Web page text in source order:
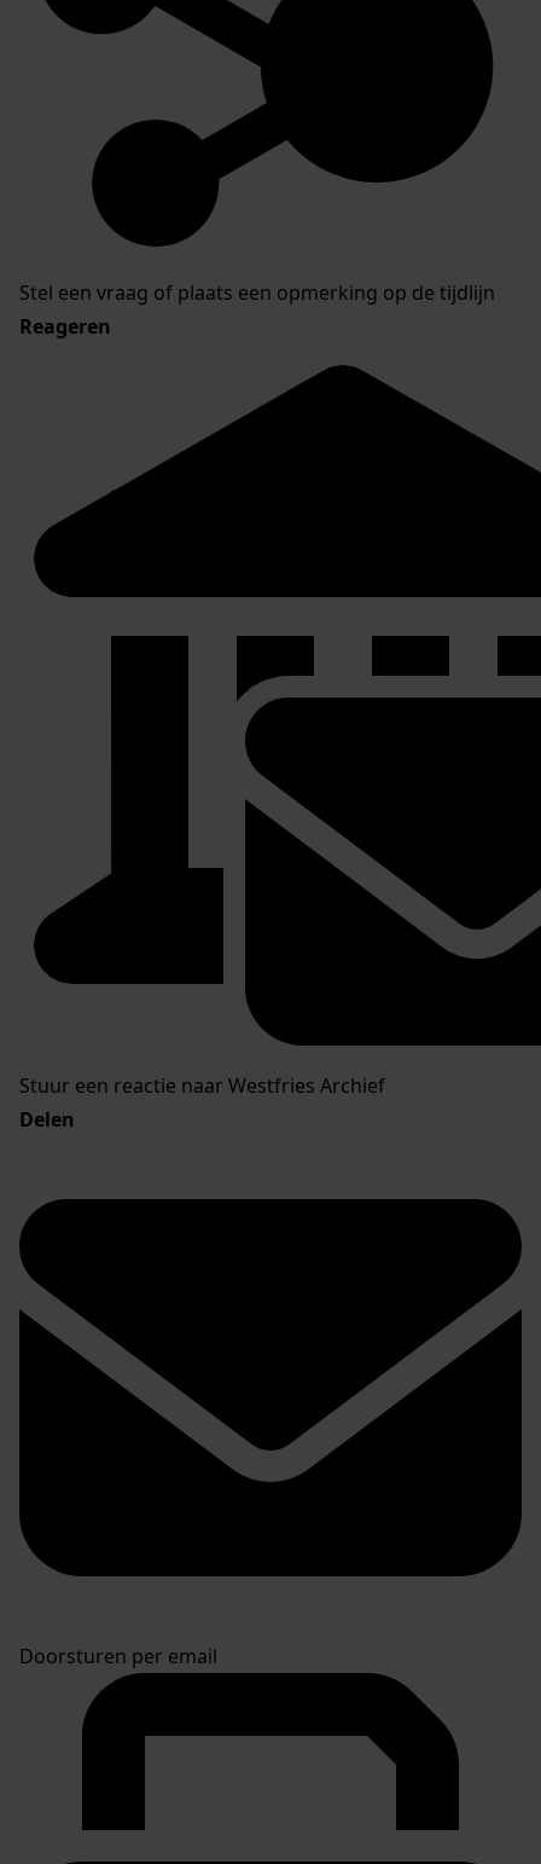
Stel een vraag of plaats een opmerking op de tijdlijn
Reageren
Stuur een reactie naar Westfries Archief
Delen
Doorsturen per email